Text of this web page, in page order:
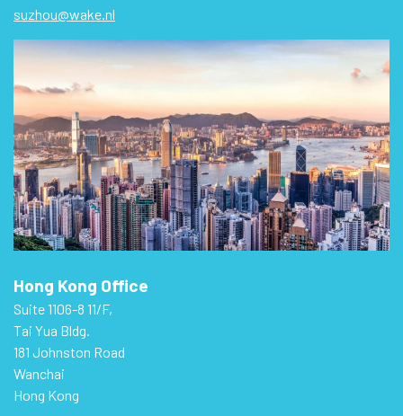
suzhou@wake.nl
Hong Kong Office
Suite 1106-8 11/F,
Tai Yua Bldg.
181 Johnston Road
Wanchai
Hong Kong